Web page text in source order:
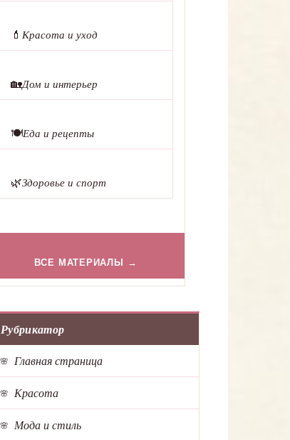
💄 Красота и уход
🏡Дом и интерьер
🍽️Еда и рецепты
🌿Здоровье и спорт
ВСЕ МАТЕРИАЛЫ →
Рубрикатор
Главная страница
Красота
Мода и стиль